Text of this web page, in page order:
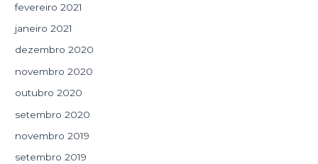
fevereiro 2021
janeiro 2021
dezembro 2020
novembro 2020
outubro 2020
setembro 2020
novembro 2019
setembro 2019